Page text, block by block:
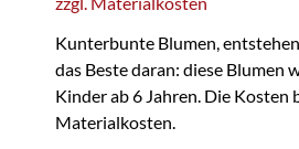
Kunterbunte Blumen,
das Beste daran: diese Blumen
Kinder ab 6 Jahren. Die Kosten
Materialkosten.